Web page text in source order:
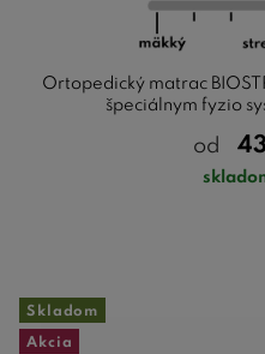
Ortopedický matrac
špeciálnym fyzio
od
Skladom
Akcia